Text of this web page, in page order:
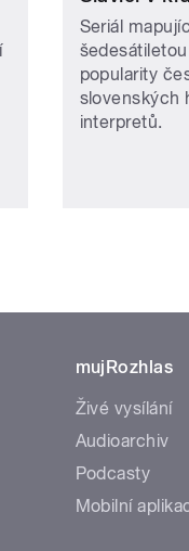
Seriál
popularity
slovenských
interpretů.
mujRozhlas
Živé vysílání
Audioarchiv
Podcasty
Mobilní